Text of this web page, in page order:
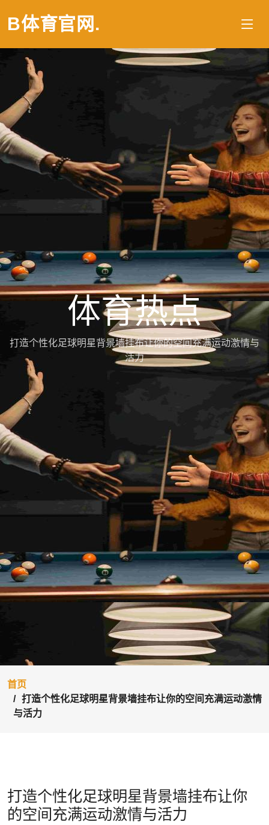
B体育官网 .
体育热点
打造个性化足球明星背景墙挂布让你的空间充满运动激情与
活力
首页
打造个性化足球明星背景墙挂布让你的空间充满运动激情
与活力
打造个性化足球明星背景墙挂布让你
的空间充满运动激情与活力